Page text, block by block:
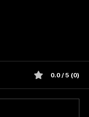
0.0 / 5 (0)